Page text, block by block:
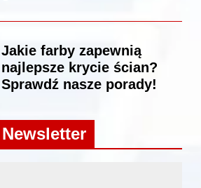
Jakie farby zapewnią
najlepsze krycie ścian?
Sprawdź nasze porady!
Newsletter